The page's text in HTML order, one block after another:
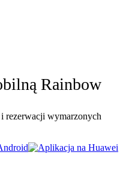
Rainbow
i rezerwacji wymarzonych